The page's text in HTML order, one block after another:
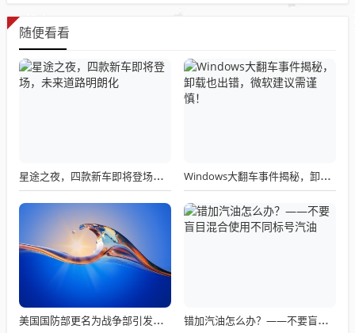
随便看看
星途之夜，四款新车即将登场，未来道路明朗化 Windows大翻车事件揭秘，卸载也出错，微软建议需谨慎！
美国国防部更名为战争部引发关注热议 错加汽油怎么办？——不要盲目混合使用不同标号汽油